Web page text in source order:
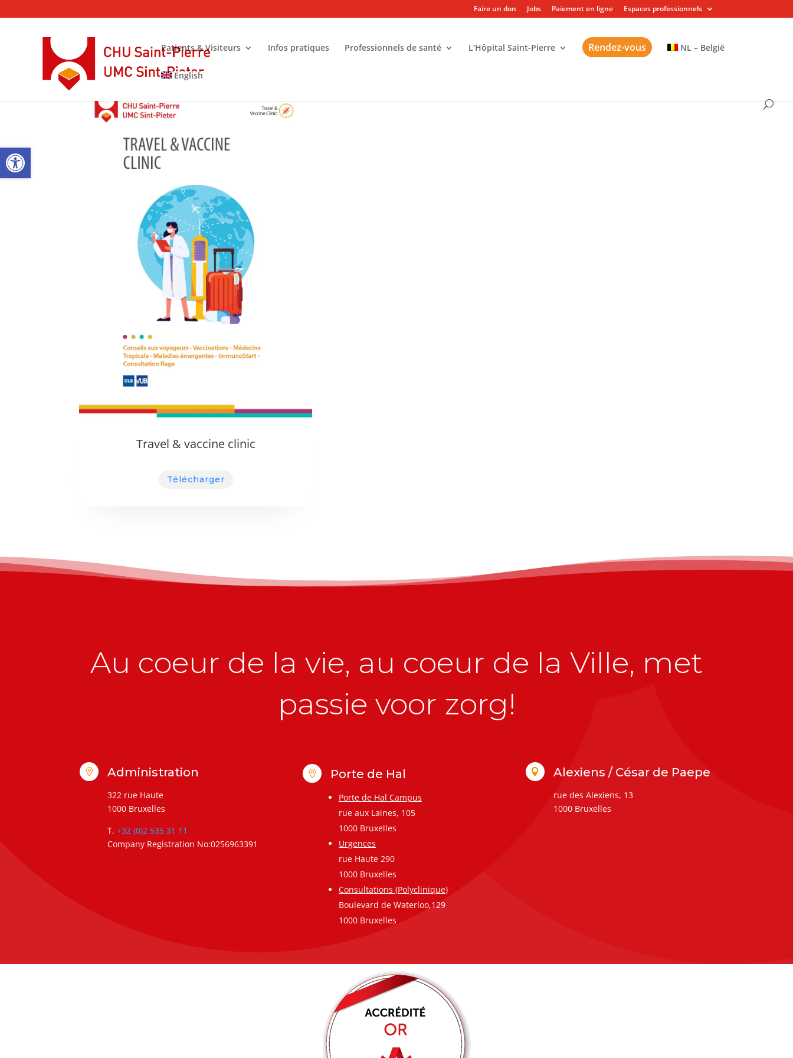
Ouvrir la barre d’outils
Faire un don Jobs Paiement en ligne Espaces professionnels
Patients & Visiteurs Infos pratiques Professionnels de santé L’Hôpital Saint-Pierre Rendez-vous NL – België
English
Travel & vaccine clinic
Télécharger
Au coeur de la vie, au coeur de la Ville, met
passie voor zorg!
 Administration
322 rue Haute
1000 Bruxelles
T. +32 (0)2 535 31 11
Company Registration No:0256963391
 Porte de Hal
Porte de Hal Campus
rue aux Laines, 105
1000 Bruxelles
Urgences
rue Haute 290
1000 Bruxelles
Consultations (Polyclinique)
Boulevard de Waterloo,129
1000 Bruxelles
 Alexiens / César de Paepe
rue des Alexiens, 13
1000 Bruxelles